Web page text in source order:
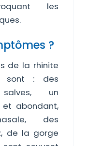
les
?
de la rhinite
sont : des
un
abondant,
des
de la gorge